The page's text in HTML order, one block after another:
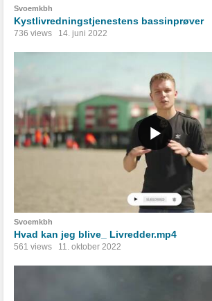
Svoemkbh
Kystlivredningstjenestens bassinprøver
736 views 14. juni 2022
Svoemkbh
Hvad kan jeg blive_ Livredder.mp4
561 views 11. oktober 2022